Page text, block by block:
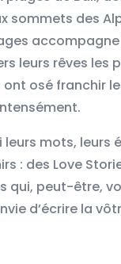
sommets des
accompagne
leurs rêves les
ont osé franchir
leurs mots, leurs
: des Love
qui, peut-être,
d’écrire la